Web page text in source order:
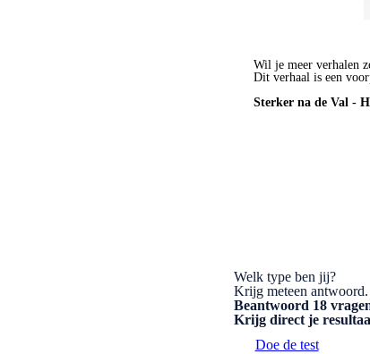
Wil je meer verhalen
Dit verhaal is een
Sterker na de Val -
Welk type ben jij?
Krijg meteen antwoord.
Beantwoord 18
Krijg direct je
Doe de test